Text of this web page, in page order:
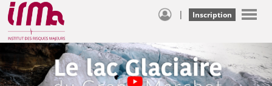
| Inscription